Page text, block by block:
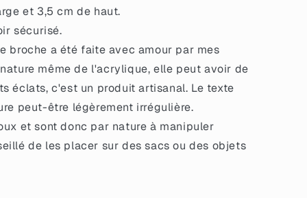
et 3,5 cm de haut.
sécurisé.
broche a été faite avec amour par mes
même de l'acrylique, elle peut avoir de
éclats, c'est un produit artisanal. Le texte
peut-être légèrement irrégulière.
et sont donc par nature à manipuler
de les placer sur des sacs ou des objets